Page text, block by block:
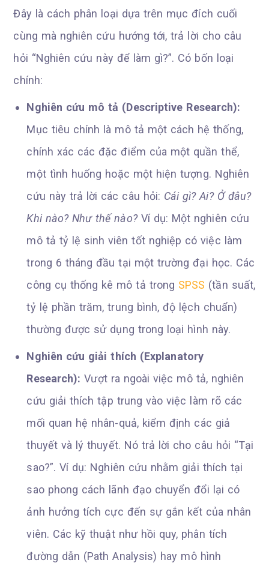
Đây là cách phân loại dựa trên mục đích cuối
cùng mà nghiên cứu hướng tới, trả lời cho câu
hỏi “Nghiên cứu này để làm gì?”. Có bốn loại
chính:
Nghiên cứu mô tả (Descriptive Research):
Mục tiêu chính là mô tả một cách hệ thống,
chính xác các đặc điểm của một quần thể,
một tình huống hoặc một hiện tượng. Nghiên
cứu này trả lời các câu hỏi: Cái gì? Ai? Ở đâu?
Khi nào? Như thế nào?Ví dụ: Một nghiên cứu
mô tả tỷ lệ sinh viên tốt nghiệp có việc làm
trong 6 tháng đầu tại một trường đại học. Các
công cụ thống kê mô tả trong SPSS (tần suất,
tỷ lệ phần trăm, trung bình, độ lệch chuẩn)
thường được sử dụng trong loại hình này.
Nghiên cứu giải thích (Explanatory
Research): Vượt ra ngoài việc mô tả, nghiên
cứu giải thích tập trung vào việc làm rõ các
mối quan hệ nhân-quả, kiểm định các giả
thuyết và lý thuyết. Nó trả lời cho câu hỏi “Tại
sao?”. Ví dụ: Nghiên cứu nhằm giải thích tại
sao phong cách lãnh đạo chuyển đổi lại có
ảnh hưởng tích cực đến sự gắn kết của nhân
viên. Các kỹ thuật như hồi quy, phân tích
đường dẫn (Path Analysis) hay mô hình